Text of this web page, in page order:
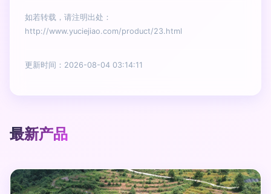
如若转载，请注明出处：
http://www.yuciejiao.com/product/23.html
更新时间：2026-08-04 03:14:11
最新产品